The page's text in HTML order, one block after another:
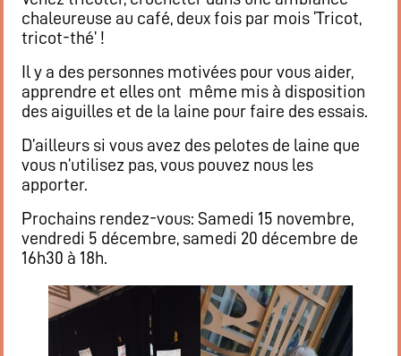
chaleureuse au café, deux fois par mois ‘Tricot,
tricot-thé’ !
Il y a des personnes motivées pour vous aider,
apprendre et elles ont même mis à disposition
des aiguilles et de la laine pour faire des essais.
D’ailleurs si vous avez des pelotes de laine que
vous n’utilisez pas, vous pouvez nous les
apporter.
Prochains rendez-vous: Samedi 15 novembre,
vendredi 5 décembre, samedi 20 décembre de
16h30 à 18h.